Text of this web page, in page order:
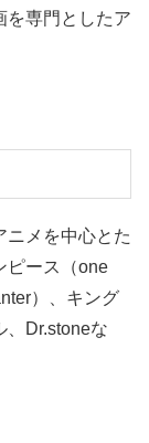
を専門としたア
ニメを中心とた
ピース（one
）、キング
、Dr.stoneな